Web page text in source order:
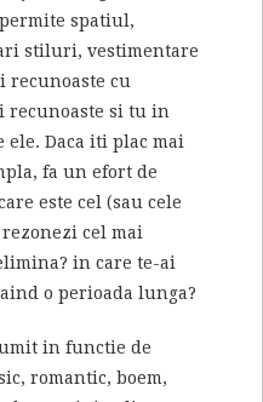
spatiul,
stiluri, vestimentare
recunoaste cu
recunoaste si tu in
Daca iti plac mai
fa un efort de
este cel (sau cele
cel mai
in care te-ai
o perioada lunga?
in functie de
romantic, boem,